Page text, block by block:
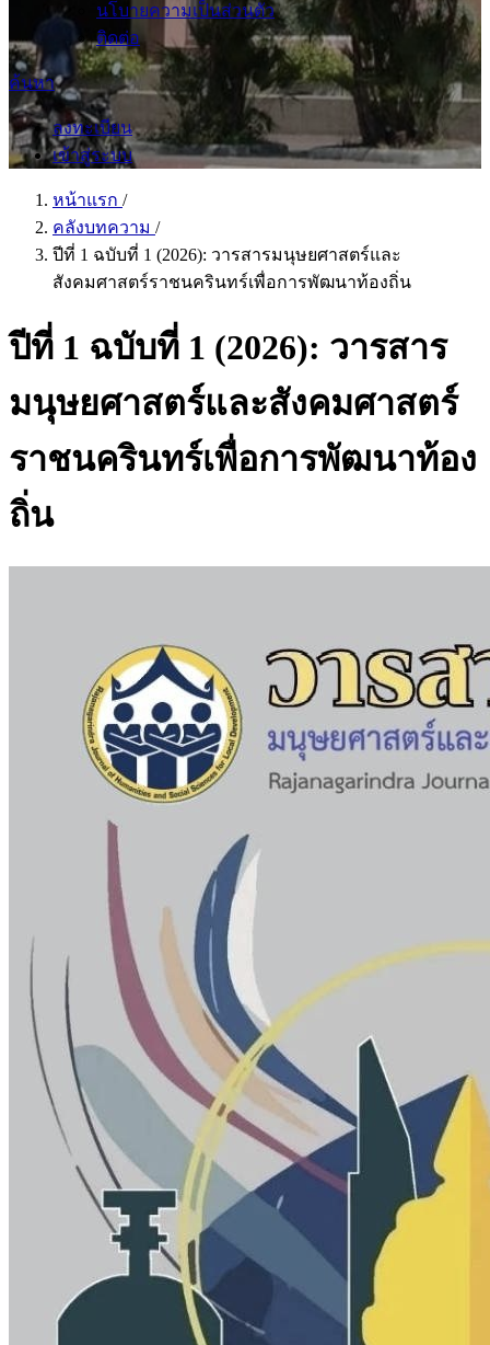
นโบายความเป็นส่วนตัว
ติดต่อ
ค้นหา
ลงทะเบียน
เข้าสู่ระบบ
หน้าแรก /
คลังบทความ /
ปีที่ 1 ฉบับที่ 1 (2026): วารสารมนุษยศาสตร์และ
สังคมศาสตร์ราชนครินทร์เพื่อการพัฒนาท้องถิ่น
ปีที่ 1 ฉบับที่ 1 (2026): วารสาร
มนุษยศาสตร์และสังคมศาสตร์
ราชนครินทร์เพื่อการพัฒนาท้อง
ถิ่น